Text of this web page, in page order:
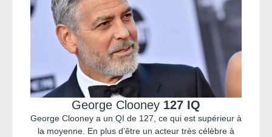
George Clooney 127 IQ
George Clooney a un QI de 127, ce qui est supérieur à
la moyenne. En plus d’être un acteur très célèbre à